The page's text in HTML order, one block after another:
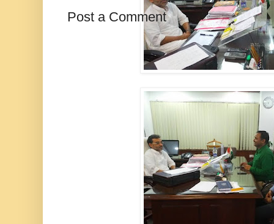
Post a Comment